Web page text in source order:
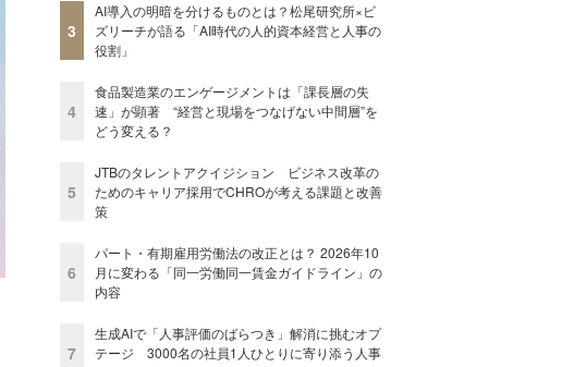
3
AI導入の明暗を分けるものとは？松尾研究所×ビ
ズリーチが語る「AI時代の人的資本経営と人事の
役割」
4
食品製造業のエンゲージメントは「課長層の失
速」が顕著 “経営と現場をつなげない中間層”を
どう変える？
5
JTBのタレントアクイジション ビジネス改革の
ためのキャリア採用でCHROが考える課題と改善
策
6
パート・有期雇用労働法の改正とは？ 2026年10
月に変わる「同一労働同一賃金ガイドライン」の
内容
7
生成AIで「人事評価のばらつき」解消に挑むオプ
テージ 3000名の社員1人ひとりに寄り添う人事